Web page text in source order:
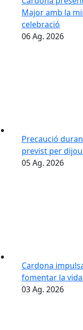
Major amb la
celebració
Precaució
previst per
06Ag. 2026
Cardona
fomentar la
05Ag. 2026
03Ag. 2026